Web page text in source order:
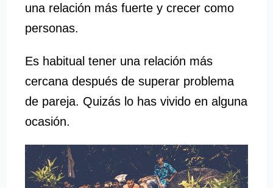
una relación más fuerte y crecer como
personas.
Es habitual tener una relación más
cercana después de superar problema
de pareja. Quizás lo has vivido en alguna
ocasión.